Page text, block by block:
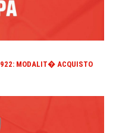
MODALIT� ACQUISTO